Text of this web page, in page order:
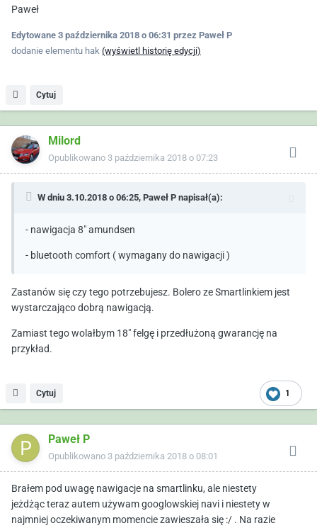
Paweł
Edytowane 3 października 2018 o 06:31 przez Paweł P
dodanie elementu hak (wyświetl historię edycji)
Cytuj
Milord
Opublikowano 3 października 2018 o 07:23
W dniu 3.10.2018 o 06:25, Paweł P napisał(a):
- nawigacja 8" amundsen
- bluetooth comfort ( wymagany do nawigacji )
Zastanów się czy tego potrzebujesz. Bolero ze Smartlinkiem jest
wystarczająco dobrą nawigacją.
Zamiast tego wolałbym 18" felgę i przedłużoną gwarancję na
przykład.
1
Cytuj
Paweł P
Opublikowano 3 października 2018 o 08:01
Brałem pod uwagę nawigacje na smartlinku, ale niestety
jeżdżąc teraz autem używam googlowskiej navi i niestety w
najmniej oczekiwanym momencie zawieszała się :/ . Na razie